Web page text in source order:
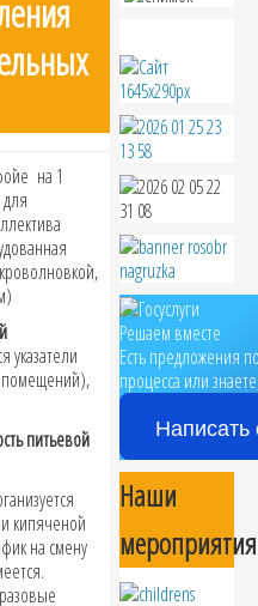
на 1
указатели
помещений),
питьевой
кипяченой
на смену
Решаем вместе
Есть предложения
процесса или
Наши
мероприятия